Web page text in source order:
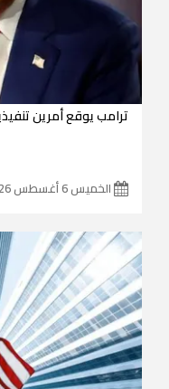
ترامب يوقع أمرين
الخميس 6 أغسطس 2026 23:45:58